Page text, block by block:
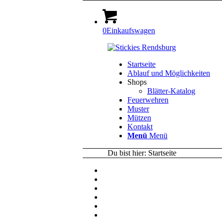
0Einkaufswagen
Startseite
Ablauf und Möglichkeiten
Shops
Blätter-Katalog
Feuerwehren
Muster
Mützen
Kontakt
Menü Menü
Du bist hier: Startseite